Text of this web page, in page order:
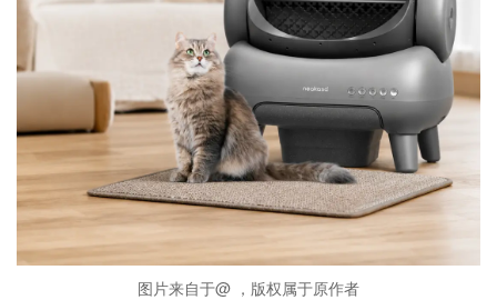
图片来自于@ ，版权属于原作者